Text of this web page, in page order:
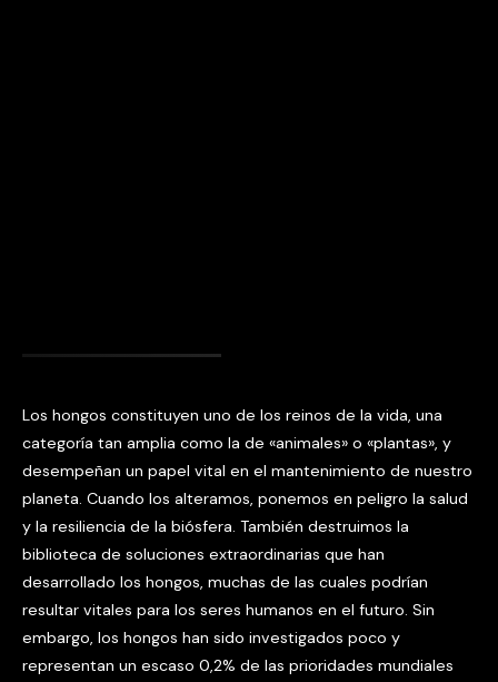
Los hongos constituyen uno de los reinos de la vida, una
categoría tan amplia como la de «animales» o «plantas», y
desempeñan un papel vital en el mantenimiento de nuestro
planeta. Cuando los alteramos, ponemos en peligro la salud
y la resiliencia de la biósfera. También destruimos la
biblioteca de soluciones extraordinarias que han
desarrollado los hongos, muchas de las cuales podrían
resultar vitales para los seres humanos en el futuro. Sin
embargo, los hongos han sido investigados poco y
representan un escaso 0,2% de las prioridades mundiales